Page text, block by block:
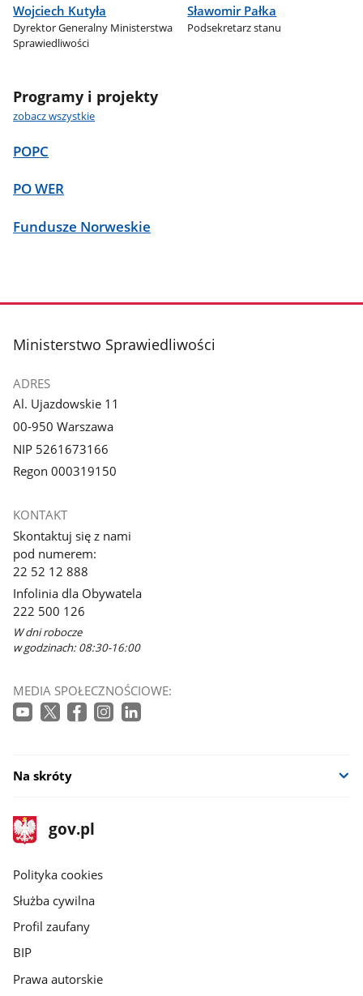
Wojciech Kutyła
Dyrektor Generalny Ministerstwa
Sprawiedliwości
Sławomir Pałka
Podsekretarz stanu
Programy i projekty
zobacz wszystkie
POPC
PO WER
Fundusze Norweskie
stopka
Ministerstwo Sprawiedliwości
ADRES
Al. Ujazdowskie 11
00-950 Warszawa
NIP 5261673166
Regon 000319150
KONTAKT
Skontaktuj się z nami
pod numerem:
22 52 12 888
Infolinia dla Obywatela
222 500 126
W dni robocze
w godzinach: 08:30-16:00
MEDIA SPOŁECZNOŚCIOWE:
Na skróty
stopka
gov.pl
Strona
gov.pl
gov.pl
Polityka cookies
Służba cywilna
Profil zaufany
BIP
Prawa autorskie